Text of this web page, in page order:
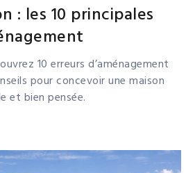
: les 10 principales
10 erreurs d’aménagement
pour concevoir une maison
et bien pensée.